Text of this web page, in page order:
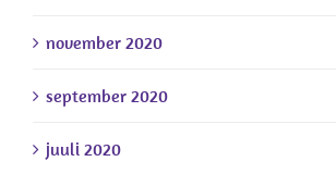
november 2020
september 2020
juuli 2020